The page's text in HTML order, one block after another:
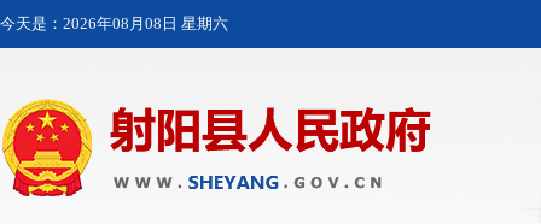
今天是： 2026年08月08日 星期六